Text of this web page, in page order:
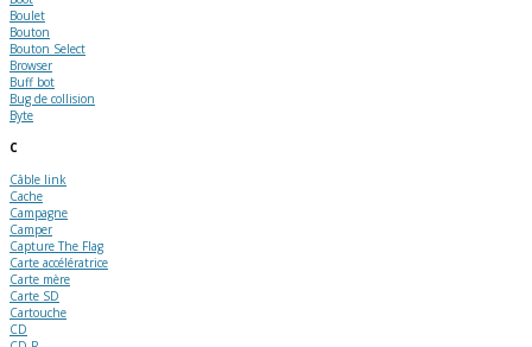
Boulet
Bouton
Bouton Select
Browser
Buff bot
Bug de collision
Byte
C
Câble link
Cache
Campagne
Camper
Capture The Flag
Carte accélératrice
Carte mère
Carte SD
Cartouche
CD